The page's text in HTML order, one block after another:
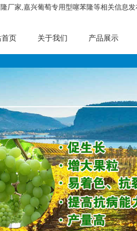
厂家,嘉兴葡萄专用型噻苯隆等相关信息发
首页 关于我们 产品展示